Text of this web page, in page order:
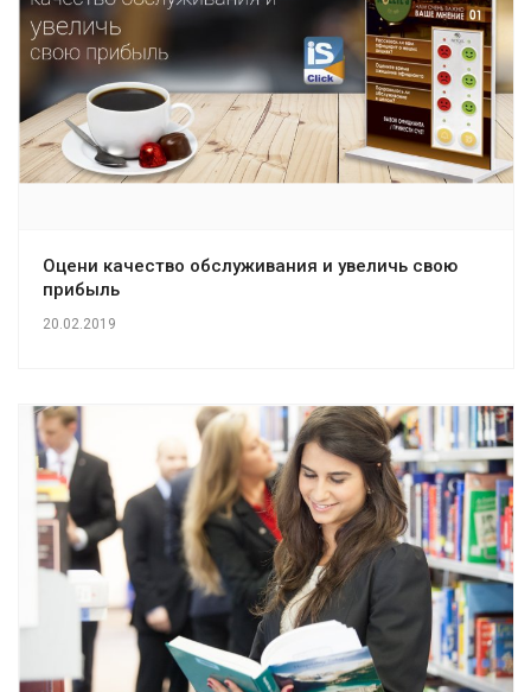
Оцени качество обслуживания и увеличь свою
прибыль
20.02.2019